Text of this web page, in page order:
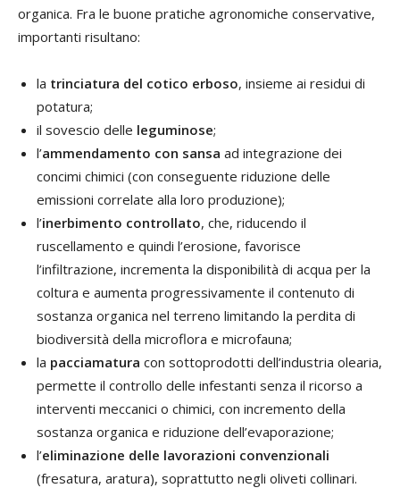
organica. Fra le buone pratiche agronomiche conservative,
importanti risultano:
la trinciatura del cotico erboso, insieme ai residui di
potatura;
il sovescio delle leguminose;
l’ammendamento con sansa ad integrazione dei
concimi chimici (con conseguente riduzione delle
emissioni correlate alla loro produzione);
l’inerbimento controllato, che, riducendo il
ruscellamento e quindi l’erosione, favorisce
l’infiltrazione, incrementa la disponibilità di acqua per la
coltura e aumenta progressivamente il contenuto di
sostanza organica nel terreno limitando la perdita di
biodiversità della microflora e microfauna;
la pacciamatura con sottoprodotti dell’industria olearia,
permette il controllo delle infestanti senza il ricorso a
interventi meccanici o chimici, con incremento della
sostanza organica e riduzione dell’evaporazione;
l’eliminazione delle lavorazioni convenzionali
(fresatura, aratura), soprattutto negli oliveti collinari.